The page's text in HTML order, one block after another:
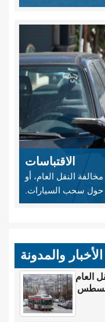
الاقتباسات
النقل العام، أو
سحب السيارات.
والمدونة
العام